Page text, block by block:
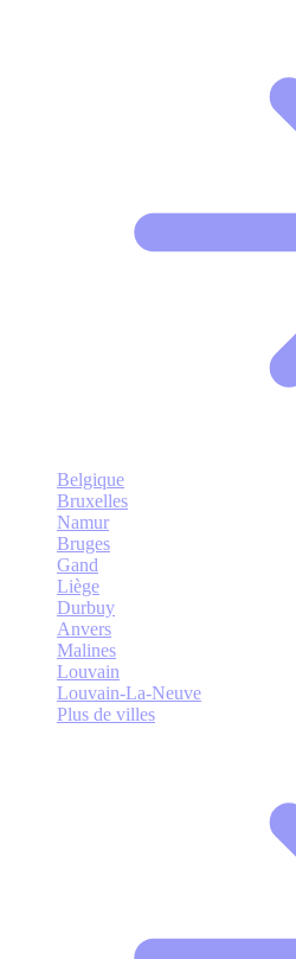
Belgique
Bruxelles
Namur
Bruges
Gand
Liège
Durbuy
Anvers
Malines
Louvain
Louvain-La-Neuve
Plus de villes